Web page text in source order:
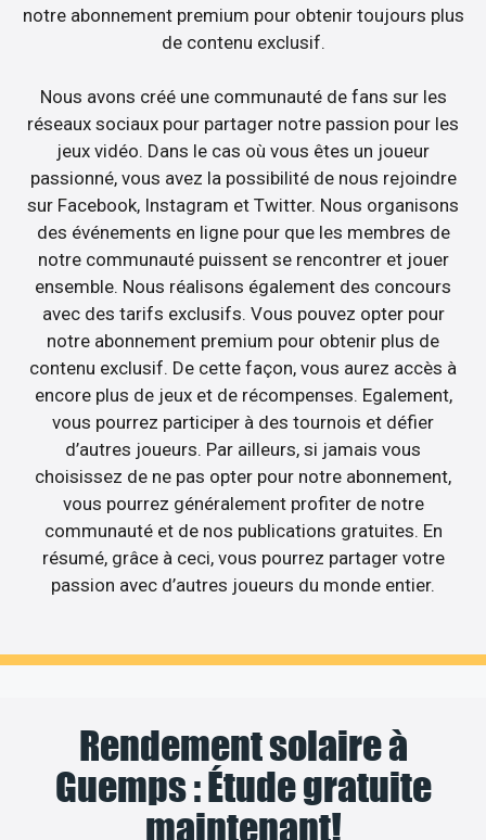
notre abonnement premium pour obtenir toujours plus
de contenu exclusif.
Nous avons créé une communauté de fans sur les
réseaux sociaux pour partager notre passion pour les
jeux vidéo. Dans le cas où vous êtes un joueur
passionné, vous avez la possibilité de nous rejoindre
sur Facebook, Instagram et Twitter. Nous organisons
des événements en ligne pour que les membres de
notre communauté puissent se rencontrer et jouer
ensemble. Nous réalisons également des concours
avec des tarifs exclusifs. Vous pouvez opter pour
notre abonnement premium pour obtenir plus de
contenu exclusif. De cette façon, vous aurez accès à
encore plus de jeux et de récompenses. Egalement,
vous pourrez participer à des tournois et défier
d’autres joueurs. Par ailleurs, si jamais vous
choisissez de ne pas opter pour notre abonnement,
vous pourrez généralement profiter de notre
communauté et de nos publications gratuites. En
résumé, grâce à ceci, vous pourrez partager votre
passion avec d’autres joueurs du monde entier.
Rendement solaire à
Guemps : Étude gratuite
maintenant!